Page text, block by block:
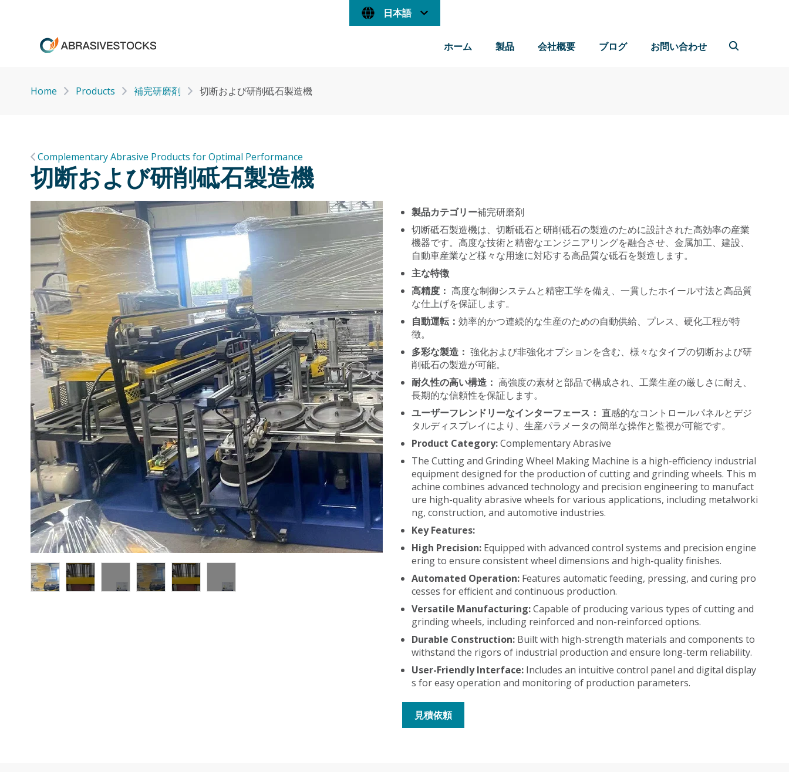
日本語
ホーム 製品 会社概要 ブログ お問い合わせ
Home Products 補完研磨剤 切断および研削砥石製造機
Complementary Abrasive Products for Optimal Performance
切断および研削砥石製造機
製品カテゴリー補完研磨剤
切断砥石製造機は、切断砥石と研削砥石の製造のために設計された高効率の産業
機器です。高度な技術と精密なエンジニアリングを融合させ、金属加工、建設、
自動車産業など様々な用途に対応する高品質な砥石を製造します。
主な特徴
高精度：高度な制御システムと精密工学を備え、一貫したホイール寸法と高品質
な仕上げを保証します。
自動運転：効率的かつ連続的な生産のための自動供給、プレス、硬化工程が特
徴。
多彩な製造：強化および非強化オプションを含む、様々なタイプの切断および研
削砥石の製造が可能。
耐久性の高い構造：高強度の素材と部品で構成され、工業生産の厳しさに耐え、
長期的な信頼性を保証します。
ユーザーフレンドリーなインターフェース： 直感的なコントロールパネルとデジ
タルディスプレイにより、生産パラメータの簡単な操作と監視が可能です。
Product Category:Complementary Abrasive
The Cutting and Grinding Wheel Making Machine is a high-efficiency industrial
equipment designed for the production of cutting and grinding wheels. This m
achine combines advanced technology and precision engineering to manufact
ure high-quality abrasive wheels for various applications, including metalworki
ng, construction, and automotive industries.
Key Features:
High Precision: Equipped with advanced control systems and precision engine
ering to ensure consistent wheel dimensions and high-quality finishes.
Automated Operation: Features automatic feeding, pressing, and curing pro
cesses for efficient and continuous production.
Versatile Manufacturing:Capable of producing various types of cutting and
grinding wheels, including reinforced and non-reinforced options.
Durable Construction: Built with high-strength materials and components to
withstand the rigors of industrial production and ensure long-term reliability.
User-Friendly Interface: Includes an intuitive control panel and digital display
s for easy operation and monitoring of production parameters.
見積依頼